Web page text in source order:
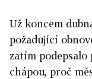
Už koncem
požadující
zatím
chápou, proč